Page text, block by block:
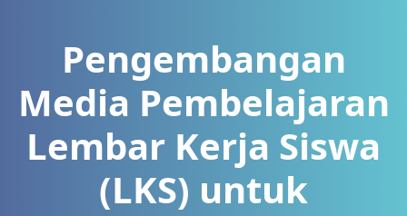
Pengembangan
Media Pembelajaran
Lembar Kerja Siswa
(LKS) untuk